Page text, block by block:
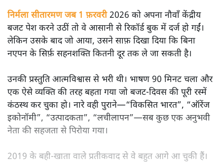
सतीश झा
मोदी सरकार का बजट 2026 बड़े बदलाव का वादा करता दिखता है,
और ठहरे फैसलों के बीच बजट की आलोचनात्मक समीक्षा पढ़िए।
बजट पेश करने उठीं तो वे आसानी से रिकॉर्ड बुक में दर्ज हो गईं।